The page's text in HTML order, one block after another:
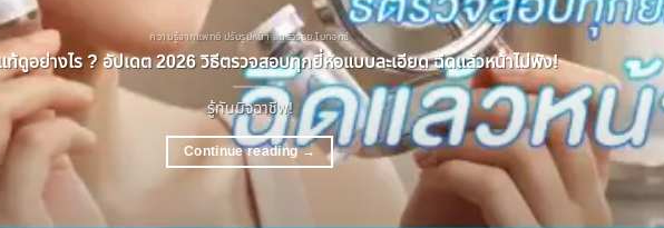
ความรู้จากแพทย์ ปรับรูปหน้า ลดริ้วรอย โบทอกซ์
ดูอย่างไร ? อัปเดต 2026 วิธีตรวจสอบทุกยี่ห้อแบบละเอียด ฉีดแล้วหน้าไม่พัง!
รู้ทันมิจฉาชีพ!
Continue reading→